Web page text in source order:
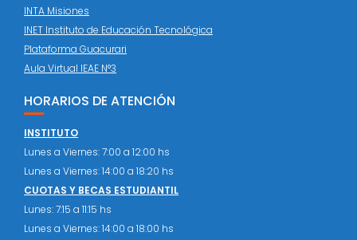
INTA Misiones
INET Instituto de Educación Tecnológica
Plataforma Guacurari
Aula Virtual IEAE N°3
HORARIOS DE ATENCIÓN
INSTITUTO
Lunes a Viernes: 7:00 a 12:00 hs
Lunes a Viernes: 14:00 a 18:20 hs
CUOTAS Y BECAS ESTUDIANTIL
Lunes: 7:15 a 11:15 hs
Lunes a Viernes: 14:00 a 18:00 hs